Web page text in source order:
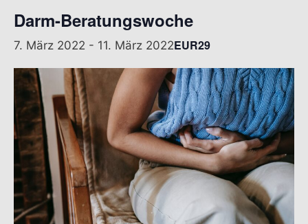
Darm-Beratungswoche
7. März 2022 - 11. März 2022EUR29